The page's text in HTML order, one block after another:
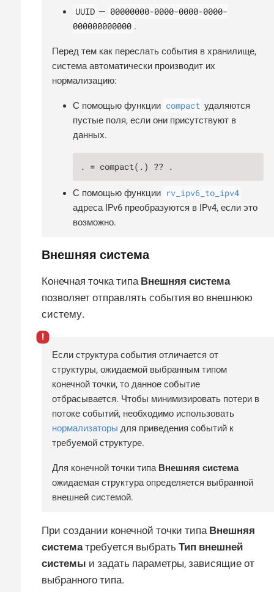
UUID — 00000000-0000-0000-0000-
000000000000 .
Перед тем как переслать события в хранилище,
система автоматически производит их
нормализацию:
С помощью функции compact удаляются
пустые поля, если они присутствуют в
данных.
. = compact(.) ?? .
С помощью функции rv_ipv6_to_ipv4
адреса IPv6 преобразуются в IPv4, если это
возможно.
Внешняя система
Конечная точка типа Внешняя система
позволяет отправлять события во внешнюю
систему.
Если структура события отличается от
структуры, ожидаемой выбранным типом
конечной точки, то данное событие
отбрасывается. Чтобы минимизировать потери в
потоке событий, необходимо использовать
нормализаторы для приведения событий к
требуемой структуре.
Для конечной точки типа Внешняя система
ожидаемая структура определяется выбранной
внешней системой.
При создании конечной точки типа Внешняя
систематребуется выбрать Тип внешней
системы и задать параметры, зависящие от
выбранного типа.